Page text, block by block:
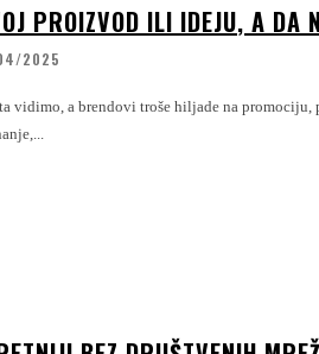
PROIZVOD ILI IDEJU, A DA
2025
vidimo, a brendovi troše hiljade na